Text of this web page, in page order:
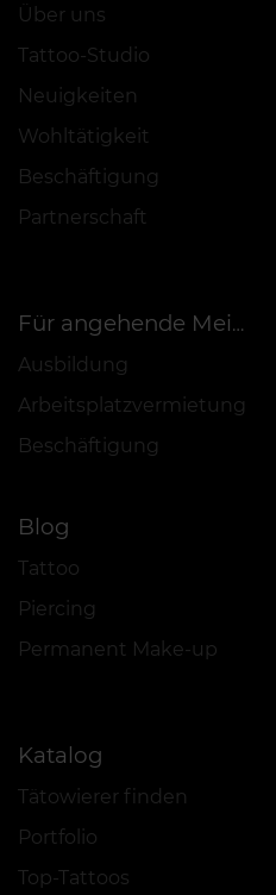
Über uns
Tattoo-Studio
Neuigkeiten
Wohltätigkeit
Beschäftigung
Partnerschaft
Für angehende Meister
Ausbildung
Arbeitsplatzvermietung
Beschäftigung
Blog
Tattoo
Piercing
Permanent Make-up
Katalog
Tätowierer finden
Portfolio
Top-Tattoos